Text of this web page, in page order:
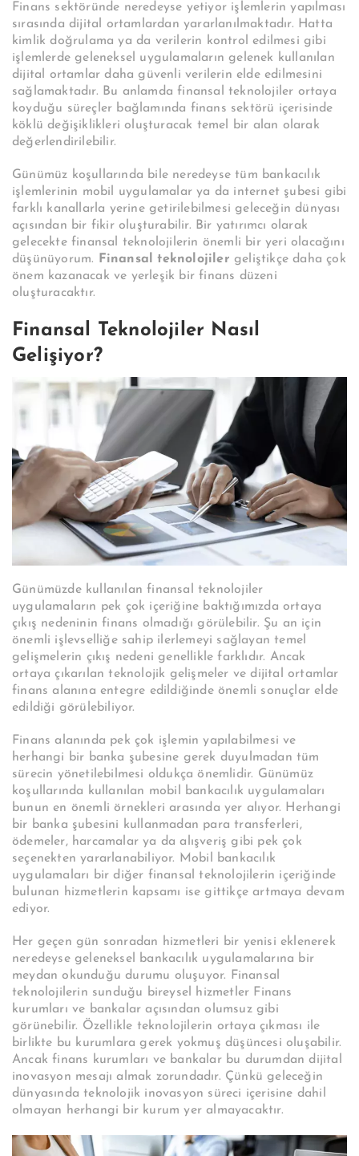
Finans sektöründe neredeyse yetiyor işlemlerin yapılması
sırasında dijital ortamlardan yararlanılmaktadır. Hatta
kimlik doğrulama ya da verilerin kontrol edilmesi gibi
işlemlerde geleneksel uygulamaların gelenek kullanılan
dijital ortamlar daha güvenli verilerin elde edilmesini
sağlamaktadır. Bu anlamda finansal teknolojiler ortaya
koyduğu süreçler bağlamında finans sektörü içerisinde
köklü değişiklikleri oluşturacak temel bir alan olarak
değerlendirilebilir.
Günümüz koşullarında bile neredeyse tüm bankacılık
işlemlerinin mobil uygulamalar ya da internet şubesi gibi
farklı kanallarla yerine getirilebilmesi geleceğin dünyası
açısından bir fikir oluşturabilir. Bir yatırımcı olarak
gelecekte finansal teknolojilerin önemli bir yeri olacağını
düşünüyorum. Finansal teknolojiler geliştikçe daha çok
önem kazanacak ve yerleşik bir finans düzeni
oluşturacaktır.
Finansal Teknolojiler Nasıl
Gelişiyor?
Günümüzde kullanılan finansal teknolojiler
uygulamaların pek çok içeriğine baktığımızda ortaya
çıkış nedeninin finans olmadığı görülebilir. Şu an için
önemli işlevselliğe sahip ilerlemeyi sağlayan temel
gelişmelerin çıkış nedeni genellikle farklıdır. Ancak
ortaya çıkarılan teknolojik gelişmeler ve dijital ortamlar
finans alanına entegre edildiğinde önemli sonuçlar elde
edildiği görülebiliyor.
Finans alanında pek çok işlemin yapılabilmesi ve
herhangi bir banka şubesine gerek duyulmadan tüm
sürecin yönetilebilmesi oldukça önemlidir. Günümüz
koşullarında kullanılan mobil bankacılık uygulamaları
bunun en önemli örnekleri arasında yer alıyor. Herhangi
bir banka şubesini kullanmadan para transferleri,
ödemeler, harcamalar ya da alışveriş gibi pek çok
seçenekten yararlanabiliyor. Mobil bankacılık
uygulamaları bir diğer finansal teknolojilerin içeriğinde
bulunan hizmetlerin kapsamı ise gittikçe artmaya devam
ediyor.
Her geçen gün sonradan hizmetleri bir yenisi eklenerek
neredeyse geleneksel bankacılık uygulamalarına bir
meydan okunduğu durumu oluşuyor. Finansal
teknolojilerin sunduğu bireysel hizmetler Finans
kurumları ve bankalar açısından olumsuz gibi
görünebilir. Özellikle teknolojilerin ortaya çıkması ile
birlikte bu kurumlara gerek yokmuş düşüncesi oluşabilir.
Ancak finans kurumları ve bankalar bu durumdan dijital
inovasyon mesajı almak zorundadır. Çünkü geleceğin
dünyasında teknolojik inovasyon süreci içerisine dahil
olmayan herhangi bir kurum yer almayacaktır.